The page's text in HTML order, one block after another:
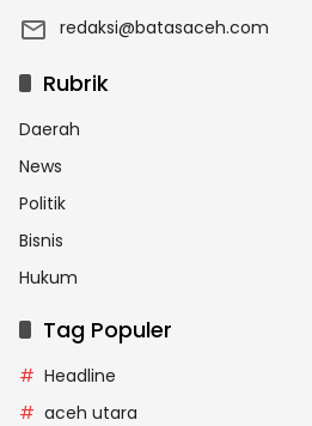
redaksi@batasaceh.com
Rubrik
Daerah
News
Politik
Bisnis
Hukum
Tag Populer
Headline
aceh utara